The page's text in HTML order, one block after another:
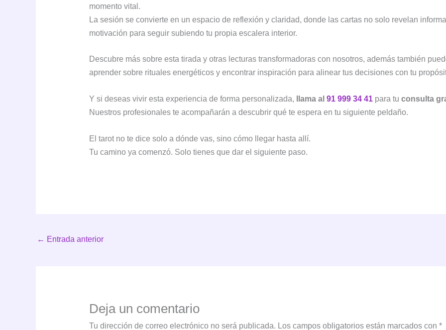
momento vital.
La sesión se convierte en un espacio de reflexión y claridad, donde las cartas no solo revelan
motivación para seguir subiendo tu propia escalera interior.
Descubre más sobre esta tirada y otras lecturas transformadoras con nosotros, además también
aprender sobre rituales energéticos y encontrar inspiración para alinear tus decisiones con tu
Y si deseas vivir esta experiencia de forma personalizada, llama al 91 999 34 41 para tu consulta
Nuestros profesionales te acompañarán a descubrir qué te espera en tu siguiente peldaño.
El tarot no te dice solo a dónde vas, sino cómo llegar hasta allí.
Tu camino ya comenzó. Solo tienes que dar el siguiente paso.
← Entrada anterior
Deja un comentario
Tu dirección de correo electrónico no será publicada. Los campos obligatorios están marcados con *